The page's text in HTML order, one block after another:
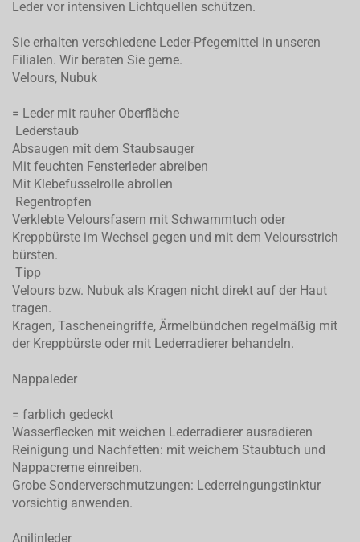
Leder vor intensiven Lichtquellen schützen.
Sie erhalten verschiedene Leder-Pfegemittel in unseren
Filialen. Wir beraten Sie gerne.
Velours, Nubuk
= Leder mit rauher Oberfläche
Lederstaub
Absaugen mit dem Staubsauger
Mit feuchten Fensterleder abreiben
Mit Klebefusselrolle abrollen
Regentropfen
Verklebte Veloursfasern mit Schwammtuch oder
Kreppbürste im Wechsel gegen und mit dem Veloursstrich
bürsten.
Tipp
Velours bzw. Nubuk als Kragen nicht direkt auf der Haut
tragen.
Kragen, Tascheneingriffe, Ärmelbündchen regelmäßig mit
der Kreppbürste oder mit Lederradierer behandeln.
Nappaleder
= farblich gedeckt
Wasserflecken mit weichen Lederradierer ausradieren
Reinigung und Nachfetten: mit weichem Staubtuch und
Nappacreme einreiben.
Grobe Sonderverschmutzungen: Lederreingungstinktur
vorsichtig anwenden.
Anilinleder